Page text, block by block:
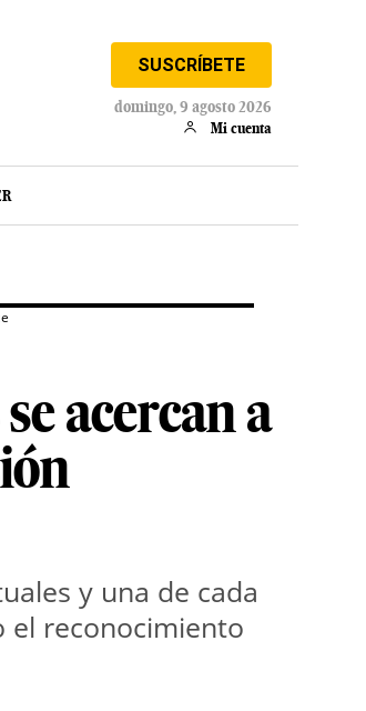
SUSCRÍBETE
domingo, 9 agosto 2026
Mi cuenta
acercan a
y una de cada
el reconocimiento